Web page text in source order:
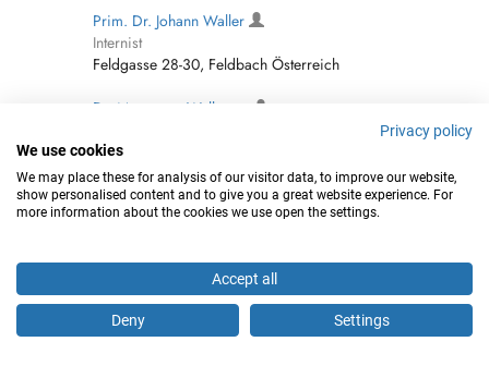
Prim. Dr. Johann Waller
Internist
Feldgasse 28-30, Feldbach Österreich
Dr. Margareta Wallgram
Hauptplatz 5, Judenburg Österreich
Dr. Johannes Walli
Psychiatrist
Dr. Johann Wallner
Orthopedic Surgeon
Wilhelmstraße 60, Wien Österreich
Privacy policy
We use cookies
We may place these for analysis of our visitor data, to improve our website,
show personalised content and to give you a great website experience. For
more information about the cookies we use open the settings.
Accept all
Deny Settings